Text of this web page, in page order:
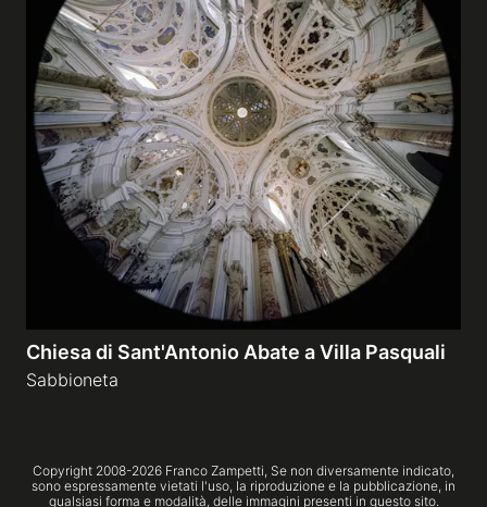
Chiesa di Sant'Antonio Abate a Villa Pasquali
Sabbioneta
Copyright 2008-2026 Franco Zampetti, Se non diversamente indicato,
sono espressamente vietati l'uso, la riproduzione e la pubblicazione, in
qualsiasi forma e modalità, delle immagini presenti in questo sito.